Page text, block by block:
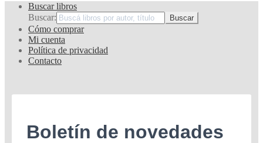
Buscar libros
Buscar:
Cómo comprar
Mi cuenta
Política de privacidad
Contacto
Boletín de novedades